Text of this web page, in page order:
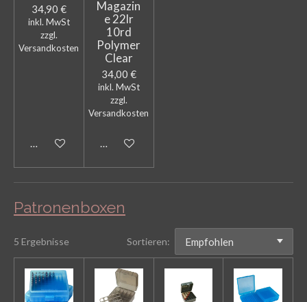
34,90 €
inkl. MwSt
zzgl.
Versandkosten
In den Warenkorb
Magazin
e 22lr
10rd
Polymer
Clear
34,00 €
inkl. MwSt
zzgl.
Versandkosten
In den Warenkorb
Patronenboxen
5 Ergebnisse Sortieren: